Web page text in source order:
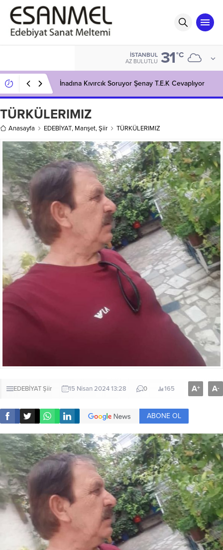
İSTANBUL
AZ BULUTLU 31°C
İnadına Kıvırcık Soruyor Şenay T.E.K Cevaplıyor
TÜRKÜLERIMIZ
Anasayfa EDEBİYAT, Manşet,Şiir TÜRKÜLERIMIZ
EDEBİYATŞiir 15 Nisan 2024 13:28 0 165 A+ A-
ABONE OL